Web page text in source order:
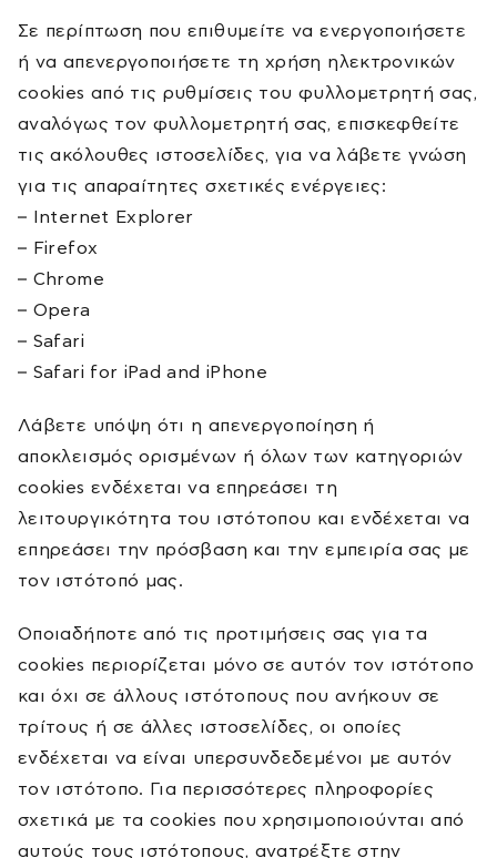
Σε περίπτωση που επιθυμείτε να ενεργοποιήσετε
ή να απενεργοποιήσετε τη χρήση ηλεκτρονικών
cookies από τις ρυθμίσεις του φυλλομετρητή σας,
αναλόγως τον φυλλομετρητή σας, επισκεφθείτε
τις ακόλουθες ιστοσελίδες, για να λάβετε γνώση
για τις απαραίτητες σχετικές ενέργειες:
– Internet Explorer
– Firefox
– Chrome
– Opera
– Safari
– Safari for iPad and iPhone
Λάβετε υπόψη ότι η απενεργοποίηση ή
αποκλεισμός ορισμένων ή όλων των κατηγοριών
cookies ενδέχεται να επηρεάσει τη
λειτουργικότητα του ιστότοπου και ενδέχεται να
επηρεάσει την πρόσβαση και την εμπειρία σας με
τον ιστότοπό μας.
Οποιαδήποτε από τις προτιμήσεις σας για τα
cookies περιορίζεται μόνο σε αυτόν τον ιστότοπο
και όχι σε άλλους ιστότοπους που ανήκουν σε
τρίτους ή σε άλλες ιστοσελίδες, οι οποίες
ενδέχεται να είναι υπερσυνδεδεμένοι με αυτόν
τον ιστότοπο. Για περισσότερες πληροφορίες
σχετικά με τα cookies που χρησιμοποιούνται από
αυτούς τους ιστότοπους, ανατρέξτε στην